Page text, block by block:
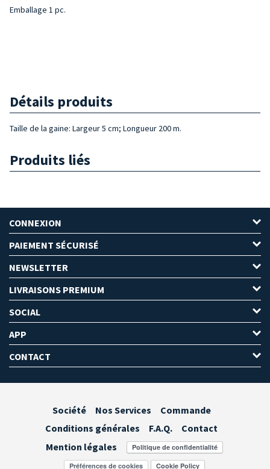
Emballage 1 pc.
Détails produits
Taille de la gaine: Largeur 5 cm; Longueur 200 m.
Produits liés
CONNEXION
PAIEMENT SÉCURISÉ
NEWSLETTER
LIVRAISONS PREMIUM
SOCIAL
APP
CONTACT
Société Nos Services
Commande
Conditions générales
F.A.Q.
Contact
Mention légales
Préférences de cookies